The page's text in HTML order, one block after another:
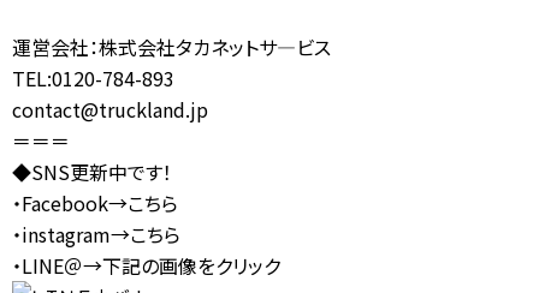
運営会社：株式会社タカネットサ―ビス
TEL:0120-784-893
contact@truckland.jp
＝＝＝
◆SNS更新中です！
・Facebook→こちら
・instagram→こちら
・LINE＠→下記の画像をクリック